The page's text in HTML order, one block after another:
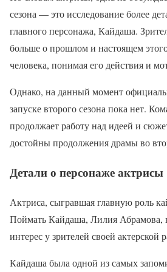
сезона — это исследование более
главного персонажа, Кайдаша.
больше о прошлом и настоящем
человека, понимая его действия и
Однако, на данный момент
запуске второго сезона пока нет.
продолжает работу над идеей и
достойны продолжения драмы во
Детали о персонаже актрисы
Актриса, сыгравшая главную роль
Поймать Кайдаша, Лилия Абрамова,
интерес у зрителей своей актерской
Кайдаша была одной из самых